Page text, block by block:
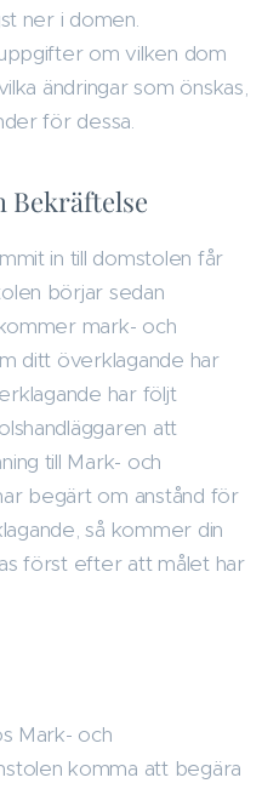
ner i domen.
om vilken dom
ändringar som önskas,
för dessa.
Bekräftelse
in till domstolen får
börjar sedan
mark- och
ditt överklagande har
har följt
att
till Mark- och
begärt om anstånd för
så kommer din
först efter att målet har
Mark- och
komma att begära